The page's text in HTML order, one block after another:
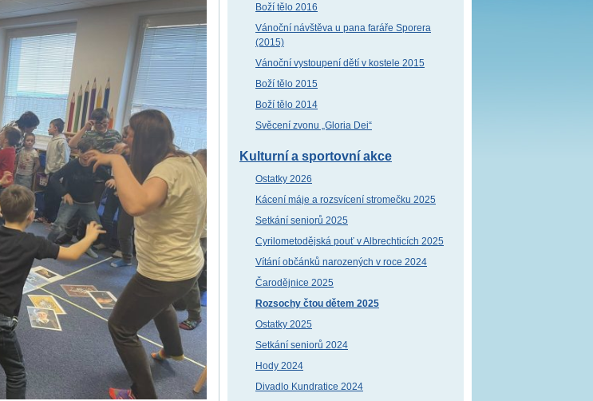
Boží tělo 2016
Vánoční návštěva u pana faráře Sporera
(2015)
Vánoční vystoupení dětí v kostele 2015
Boží tělo 2015
Boží tělo 2014
Svěcení zvonu „Gloria Dei“
Kulturní a sportovní akce
Ostatky 2026
Kácení máje a rozsvícení stromečku 2025
Setkání seniorů 2025
Cyrilometodějská pouť v Albrechticích 2025
Vítání občánků narozených v roce 2024
Čarodějnice 2025
Rozsochy čtou dětem 2025
Ostatky 2025
Setkání seniorů 2024
Hody 2024
Divadlo Kundratice 2024